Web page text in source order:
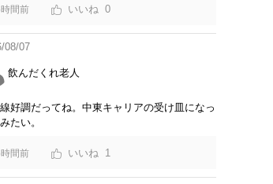
間前 0
08/07
飲んだくれ老人
好調だってね。中東キャリアの受け皿になっ
たい。
間前 1